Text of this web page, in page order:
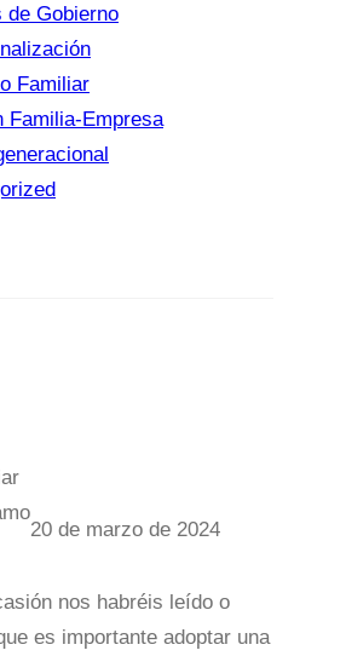
de Gobierno
Familiar
Familia-Empresa
20 de marzo de 2024
nos habréis leído o
es importante adoptar una